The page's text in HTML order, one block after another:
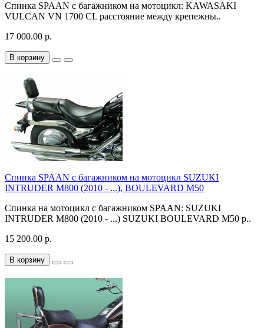
Спинка SPAAN с багажником на мотоцикл: KAWASAKI
VULCAN VN 1700 CL расстояние между крепежны..
17 000.00 р.
В корзину
Спинка SPAAN с багажником на мотоцикл SUZUKI
INTRUDER M800 (2010 - ...), BOULEVARD M50
Спинка на мотоцикл с багажником SPAAN: SUZUKI
INTRUDER M800 (2010 - ...) SUZUKI BOULEVARD M50 р..
15 200.00 р.
В корзину